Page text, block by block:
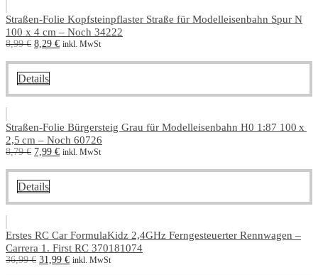
Straßen-Folie Kopfsteinpflaster Straße für Modelleisenbahn Spur N
100 x 4 cm – Noch 34222
8,99€ Ursprünglicher
war:
8,99 €
8,29 €Aktueller
ist:
inkl. MwSt
Details
Straßen-Folie Bürgersteig Grau für Modelleisenbahn H0 1:87 100 x
2,5 cm – Noch 60726
8,79€ Ursprünglicher
war:
8,79 €
7,99 €Aktueller
ist:
inkl. MwSt
Details
Erstes RC Car FormulaKidz 2,4GHz Ferngesteuerter Rennwagen –
Carrera 1. First RC 370181074
36,99€ Ursprünglicher
31,99 €Aktueller
inkl. MwSt